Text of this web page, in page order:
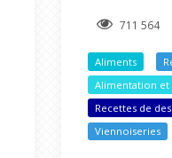
711 564
Aliments
Alimentation et
Recettes de
Viennoiseries